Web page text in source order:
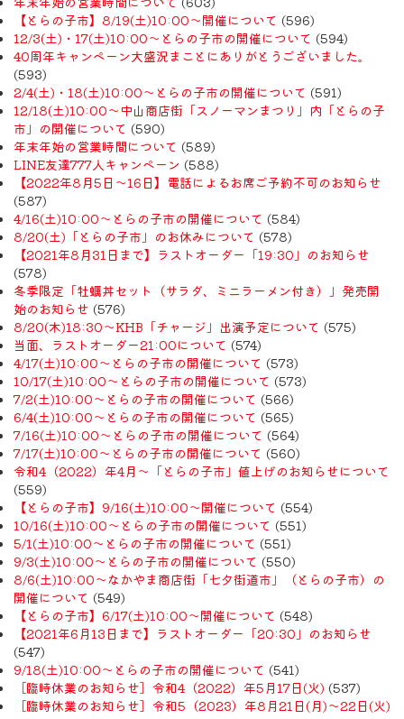
【とらの子市】8/19(土)10:00～開催について (596)
12/3(土)・17(土)10:00～とらの子市の開催について (594)
40周年キャンペーン大盛況まことにありがとうございました。
(593)
2/4(土)・18(土)10:00～とらの子市の開催について (591)
12/18(土)10:00～中山商店街「スノーマンまつり」内「とらの子
市」の開催について (590)
年末年始の営業時間について (589)
LINE友達777人キャンペーン (588)
【2022年8月5日〜16日】電話によるお席ご予約不可のお知らせ
(587)
4/16(土)10:00～とらの子市の開催について (584)
8/20(土)「とらの子市」のお休みについて (578)
【2021年8月31日まで】ラストオーダー「19:30」のお知らせ
(578)
冬季限定「牡蠣丼セット（サラダ、ミニラーメン付き）」発売開
始のお知らせ (576)
8/20(木)18:30〜KHB「チャージ」出演予定について (575)
当面、ラストオーダー21:00について (574)
4/17(土)10:00～とらの子市の開催について (573)
10/17(土)10:00～とらの子市の開催について (573)
7/2(土)10:00～とらの子市の開催について (566)
6/4(土)10:00～とらの子市の開催について (565)
7/16(土)10:00～とらの子市の開催について (564)
7/17(土)10:00～とらの子市の開催について (560)
令和4（2022）年4月〜「とらの子市」値上げのお知らせについて
(559)
【とらの子市】9/16(土)10:00～開催について (554)
10/16(土)10:00～とらの子市の開催について (551)
5/1(土)10:00～とらの子市の開催について (551)
9/3(土)10:00～とらの子市の開催について (550)
8/6(土)10:00～なかやま商店街「七夕街道市」（とらの子市）の
開催について (549)
【とらの子市】6/17(土)10:00～開催について (548)
【2021年6月13日まで】ラストオーダー「20:30」のお知らせ
(547)
9/18(土)10:00～とらの子市の開催について (541)
［臨時休業のお知らせ］令和4（2022）年5月17日(火) (537)
［臨時休業のお知らせ］令和5（2023）年8月21日(月)〜22日(火)